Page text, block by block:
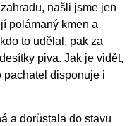
našli jsme jen
polámaný kmen a
to udělal, pak za
piva. Jak je vidět,
pachatel disponuje i
a dorůstala do stavu